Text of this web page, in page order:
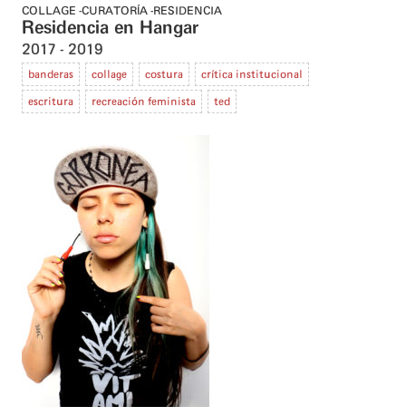
COLLAGE CURATORÍA RESIDENCIA
Residencia en Hangar
2017 2019
banderas collage costura crítica institucional
escritura recreación feminista ted